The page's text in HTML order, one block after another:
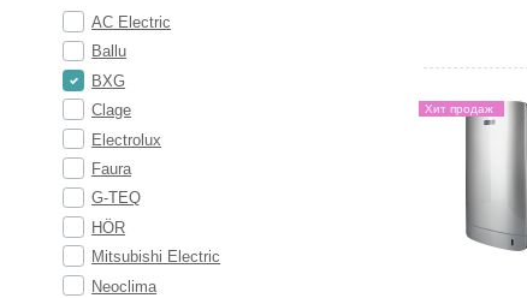
AC Electric
Ballu
BXG
Clage
Electrolux
Faura
G-TEQ
HÖR
Mitsubishi Electric
Neoclima
Хит продаж